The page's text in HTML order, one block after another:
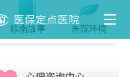
棕南故事 医院环境